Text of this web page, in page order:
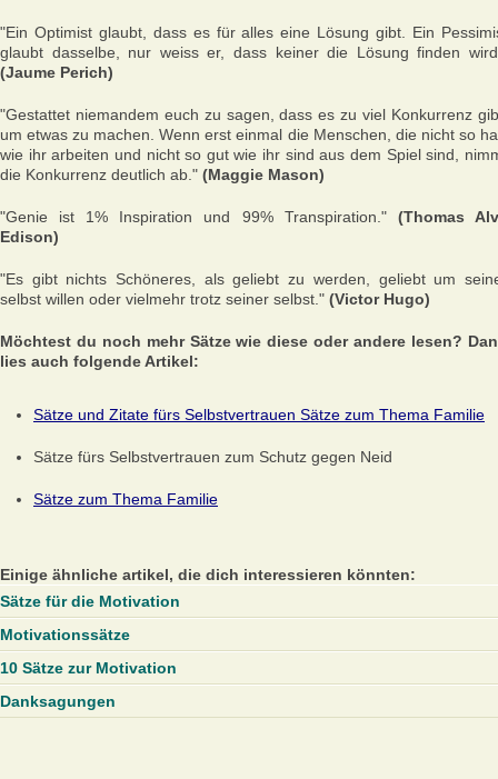
"Ein Optimist glaubt, dass es für alles eine Lösung gibt. Ein
glaubt dasselbe, nur weiss er, dass keiner die Lösung finden
(Jaume Perich)
"Gestattet niemandem euch zu sagen, dass es zu viel Konkurrenz
um etwas zu machen. Wenn erst einmal die Menschen, die nicht so
wie ihr arbeiten und nicht so gut wie ihr sind aus dem Spiel sind,
die Konkurrenz deutlich ab." (Maggie Mason)
"Genie ist 1% Inspiration und 99% Transpiration."
(Thomas
Edison)
"Es gibt nichts Schöneres, als geliebt zu werden, geliebt um
selbst willen oder vielmehr trotz seiner selbst." (Victor Hugo)
Möchtest du noch mehr Sätze wie diese oder andere lesen?
lies auch folgende Artikel:
Sätze und Zitate fürs Selbstvertrauen Sätze zum Thema Familie
Sätze fürs Selbstvertrauen zum Schutz gegen Neid
Sätze zum Thema Familie
Einige ähnliche artikel, die dich interessieren könnten:
Sätze für die Motivation
Motivationssätze
10 Sätze zur Motivation
Danksagungen